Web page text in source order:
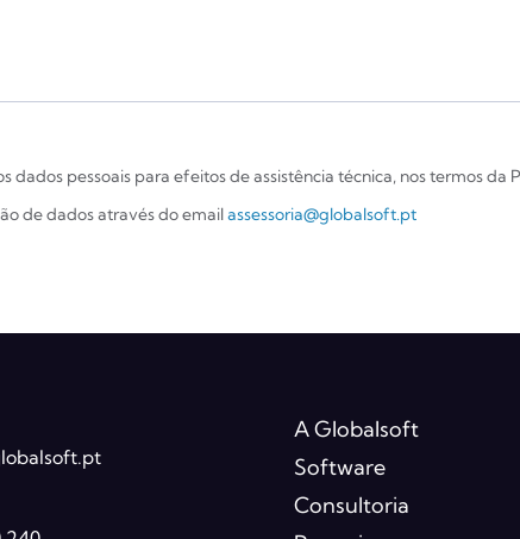
pessoais para efeitos de assistência técnica, nos termos
de dados através do emailassessoria@globalsoft.pt
A Globalsoft
Software
Consultoria